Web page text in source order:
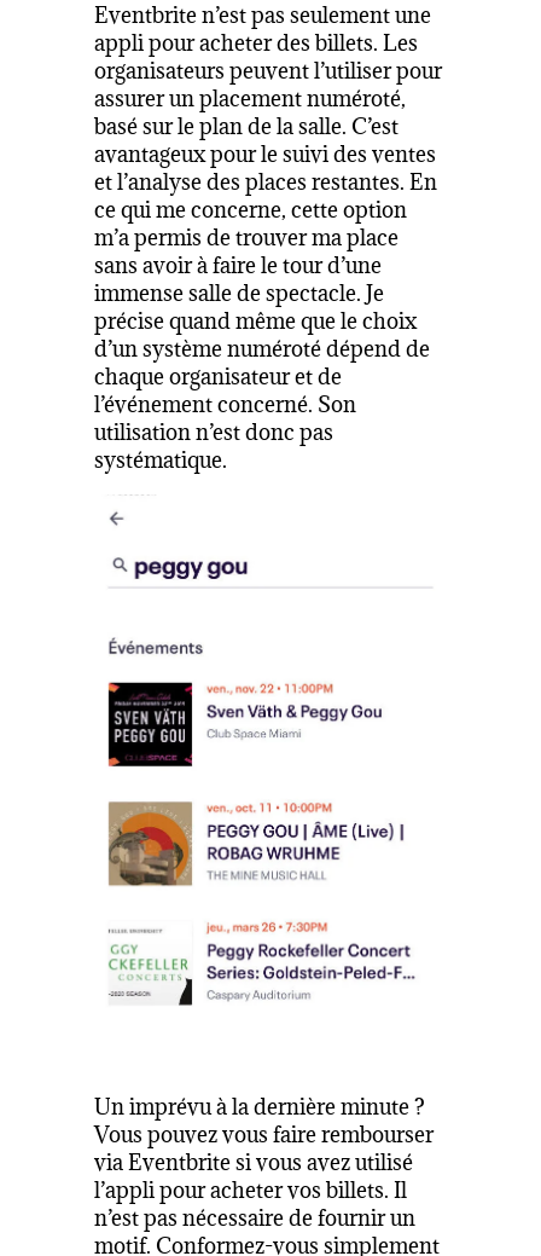
Eventbrite n’est pas seulement une
appli pour acheter des billets. Les
organisateurs peuvent l’utiliser pour
assurer un placement numéroté,
basé sur le plan de la salle. C’est
avantageux pour le suivi des ventes
et l’analyse des places restantes. En
ce qui me concerne, cette option
m’a permis de trouver ma place
sans avoir à faire le tour d’une
immense salle de spectacle. Je
précise quand même que le choix
d’un système numéroté dépend de
chaque organisateur et de
l’événement concerné. Son
utilisation n’est donc pas
systématique.
Un imprévu à la dernière minute ?
Vous pouvez vous faire rembourser
via Eventbrite si vous avez utilisé
l’appli pour acheter vos billets. Il
n’est pas nécessaire de fournir un
motif. Conformez-vous simplement